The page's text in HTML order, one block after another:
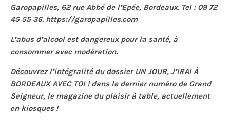
Garopapilles, 62 rue Abbé de l’Epée, Bordeaux. Tel : 09 72
45 55 36. https://garopapilles.com
L’abus d’alcool est dangereux pour la santé, à
consommer avec modération.
Découvrez l’intégralité du dossier UN JOUR, J’IRAI À
BORDEAUX AVEC TOI ! dans le dernier numéro de Grand
Seigneur, le magazine du plaisir à table, actuellement
en kiosques !